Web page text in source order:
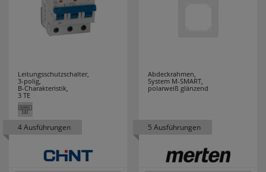
Leitungsschutzschalter,
3-polig,
B-Charakteristik,
3 TE
4 Ausführungen
Abdeckrahmen,
System M-SMART,
polarweiß glänzend
5 Ausführungen